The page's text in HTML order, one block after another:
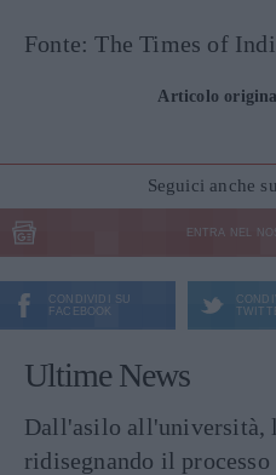
Fonte: The Times of
Articolo
Seguici anche
ENTRA NEL
CONDIVIDI SU
FACEBOOK
Ultime News
Dall'asilo all'università,
ridisegnando il